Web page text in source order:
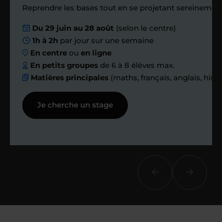
Nous planifions
ensemble des
échanges réguliers
Afin de suivre le travail et les progrès
réalisés, votre enseignant et moi-
même vous proposons des points et
Reprendre les bases tout en se projetant
Du 29 juin au 28 août (selon le centre)
1h à 2h par jour sur une semaine
En centre ouen ligne
En petits groupes de 6 à 8 élèves max.
Matières principales (maths, français, anglais,
Je cherche un stage